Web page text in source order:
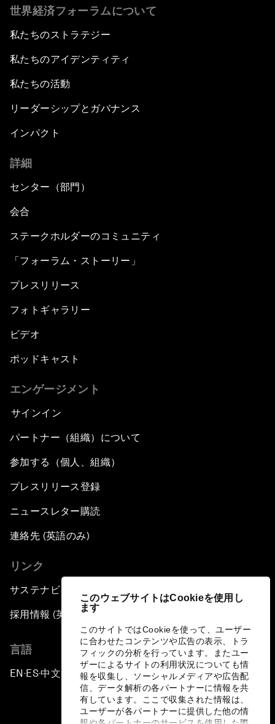
このウェブサイトはCookieを使用し
ます
このサイトではCookieを使って、ユーザー
に合わせたコンテンツや広告の表示、トラ
フィックの分析を行っています。またユー
ザーによるサイトの利用状況についても情
報を収集し、ソーシャルメディアや広告配
信、データ解析の各パートナーに情報を共
有しています。ここで収集された情報は、
ユーザーが各パートナーに提供した他の情
A Conversation with Daw Aung San Suu Kyi,
State Counsellor of Myanmar
The Future of Jobs in ASEAN
世界経済フォーラムについて
私たちのストラテジー
私たちのアイデンティティ
私たちの活動
リーダーシップとガバナンス
インパクト
詳細
センター（部門）
会合
ステークホルダーのコミュニティ
「フォーラム・ストーリー」
プレスリリース
フォトギャラリー
ビデオ
ポッドキャスト
エンゲージメント
サインイン
パートナー（組織）について
参加する（個人、組織）
プレスリリース登録
ニュースレター購読
連絡先 (英語のみ)
リンク
サステナビリティへの取り組み
採用情報 (英語のみ)
言語
EN ▪ES▪中文▪ 日本語